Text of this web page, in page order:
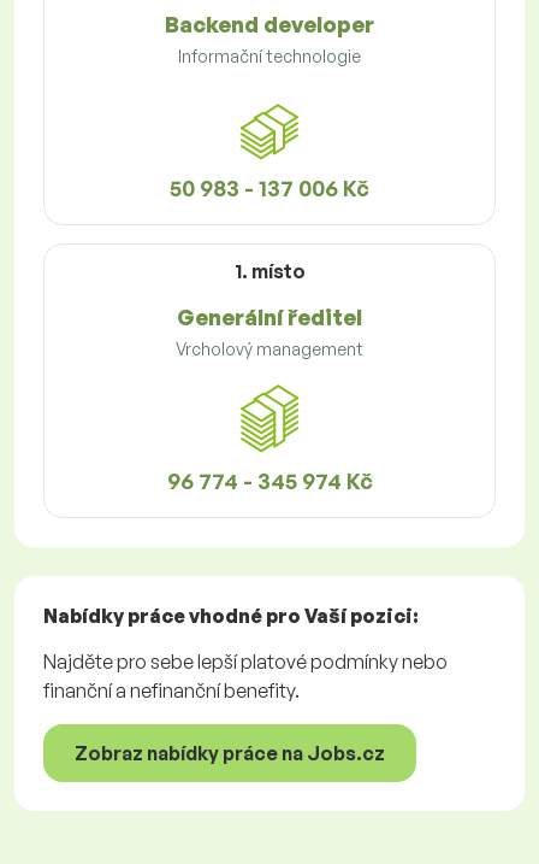
Backend developer
Informační technologie
50 983 - 137 006 Kč
1. místo
Generální ředitel
Vrcholový management
96 774 - 345 974 Kč
Nabídky prácevhodné pro Vaší pozici:
Najděte pro sebe lepší platové podmínky nebo
finanční a nefinanční benefity.
Zobraz nabídky práce na Jobs.cz